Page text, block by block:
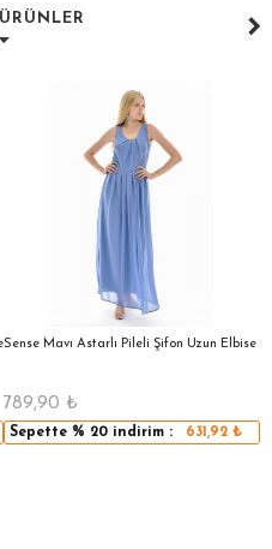
Sense Mavı Astarlı Pileli Şifon Uzun Elbise
789,90 ₺
Sepette % 20 indirim : 631,92₺